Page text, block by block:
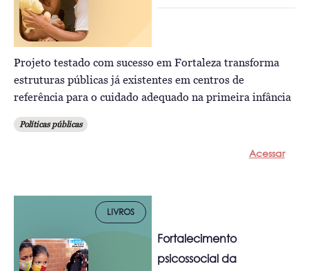
Projeto testado com sucesso em Fortaleza transforma
estruturas públicas já existentes em centros de
referência para o cuidado adequado na primeira infância
Políticas públicas
Acessar
LIVROS
Fortalecimento
psicossocial da